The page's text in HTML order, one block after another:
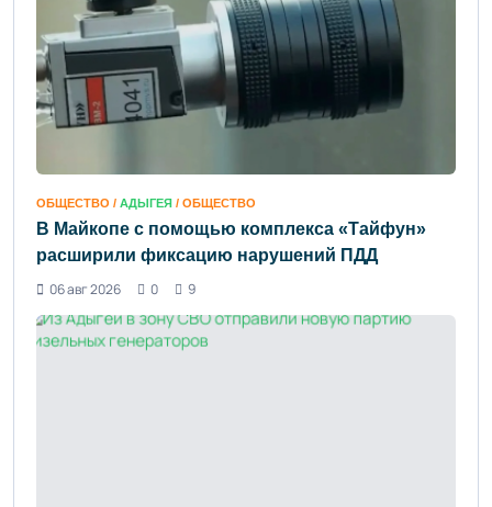
ОБЩЕСТВО / АДЫГЕЯ / ОБЩЕСТВО
В Майкопе с помощью комплекса «Тайфун»
расширили фиксацию нарушений ПДД
06 авг 2026
0 9